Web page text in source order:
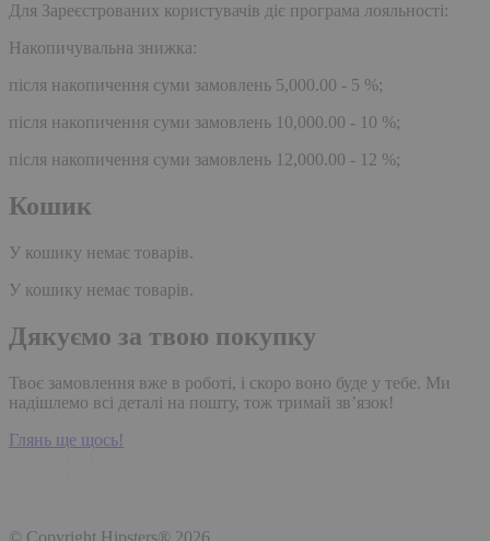
Для Зареєстрованих користувачів діє програма лояльності:
Накопичувальна знижка:
після накопичення суми замовлень 5,000.00 - 5 %;
після накопичення суми замовлень 10,000.00 - 10 %;
після накопичення суми замовлень 12,000.00 - 12 %;
Кошик
У кошику немає товарів.
У кошику немає товарів.
Дякуємо за твою покупку
Твоє замовлення вже в роботі, і скоро воно буде у тебе. Ми
надішлемо всі деталі на пошту, тож тримай зв’язок!
Глянь ще щось!
© Copyright Hipsters® 2026.